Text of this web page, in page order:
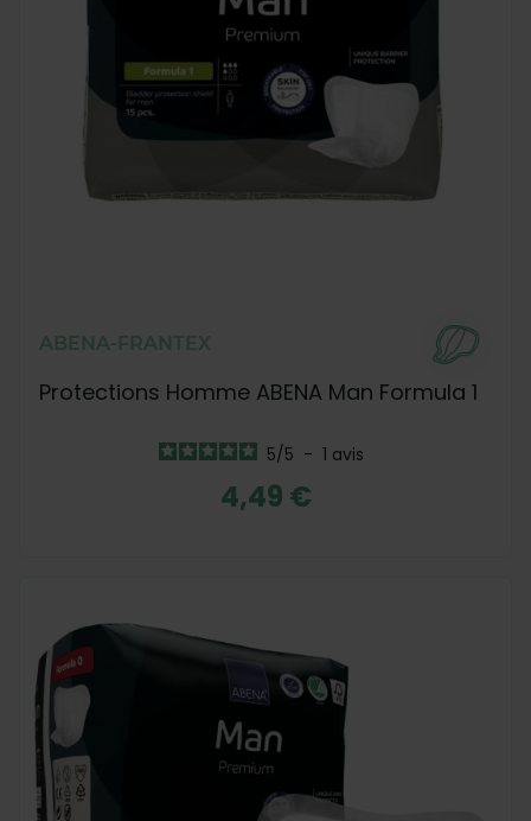
ABENA-FRANTEX
Protections Homme ABENA Man Formula 1
5/5 - 1 avis
4,49 €